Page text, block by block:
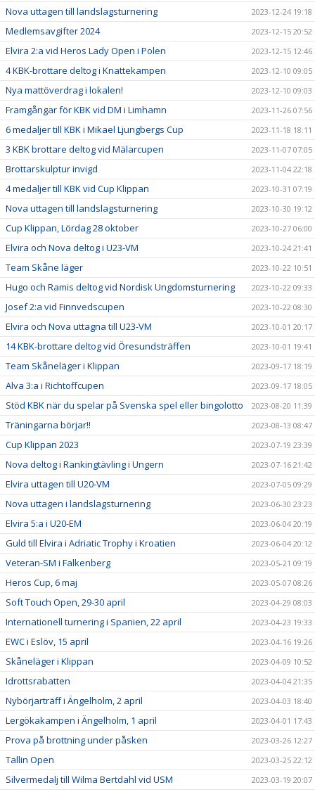
Nova uttagen till landslagsturnering 2023-12-24 19:18
Medlemsavgifter 2024 2023-12-15 20:52
Elvira 2:a vid Heros Lady Open i Polen 2023-12-15 12:46
4 KBK-brottare deltog i Knattekampen 2023-12-10 09:05
Nya mattöverdrag i lokalen! 2023-12-10 09:03
Framgångar för KBK vid DM i Limhamn 2023-11-26 07:56
6 medaljer till KBK i Mikael Ljungbergs Cup 2023-11-18 18:11
3 KBK brottare deltog vid Mälarcupen 2023-11-07 07:05
Brottarskulptur invigd 2023-11-04 22:18
4 medaljer till KBK vid Cup Klippan 2023-10-31 07:19
Nova uttagen till landslagsturnering 2023-10-30 19:12
Cup Klippan, Lördag 28 oktober 2023-10-27 06:00
Elvira och Nova deltog i U23-VM 2023-10-24 21:41
Team Skåne läger 2023-10-22 10:51
Hugo och Ramis deltog vid Nordisk Ungdomsturnering 2023-10-22 09:33
Josef 2:a vid Finnvedscupen 2023-10-22 08:30
Elvira och Nova uttagna till U23-VM 2023-10-01 20:17
14 KBK-brottare deltog vid Öresundsträffen 2023-10-01 19:41
Team Skåneläger i Klippan 2023-09-17 18:19
Alva 3:a i Richtoffcupen 2023-09-17 18:05
Stöd KBK när du spelar på Svenska spel eller bingolotto 2023-08-20 11:39
Träningarna börjar!! 2023-08-13 08:47
Cup Klippan 2023 2023-07-19 23:39
Nova deltog i Rankingtävling i Ungern 2023-07-16 21:42
Elvira uttagen till U20-VM 2023-07-05 09:29
Nova uttagen i landslagsturnering 2023-06-30 23:23
Elvira 5:a i U20-EM 2023-06-04 20:19
Guld till Elvira i Adriatic Trophy i Kroatien 2023-06-04 20:12
Veteran-SM i Falkenberg 2023-05-21 09:19
Heros Cup, 6 maj 2023-05-07 08:26
Soft Touch Open, 29-30 april 2023-04-29 08:03
Internationell turnering i Spanien, 22 april 2023-04-23 19:33
EWC i Eslöv, 15 april 2023-04-16 19:26
Skåneläger i Klippan 2023-04-09 10:52
Idrottsrabatten 2023-04-04 21:35
Nybörjarträff i Ängelholm, 2 april 2023-04-03 18:40
Lergökakampen i Ängelholm, 1 april 2023-04-01 17:43
Prova på brottning under påsken 2023-03-26 12:27
Tallin Open 2023-03-25 22:12
Silvermedalj till Wilma Bertdahl vid USM 2023-03-19 20:07